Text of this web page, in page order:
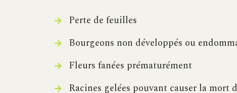
Perte de feuilles
Bourgeons non développés ou
Fleurs fanées prématurément
Racines gelées pouvant causer la mort